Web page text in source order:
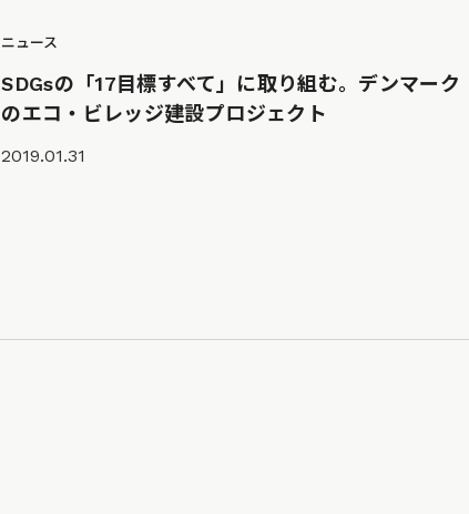
ニュース
SDGsの「17目標すべて」に取り組む。デンマーク
のエコ・ビレッジ建設プロジェクト
2019.01.31